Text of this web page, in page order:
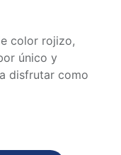
color rojizo,
único y
disfrutar como